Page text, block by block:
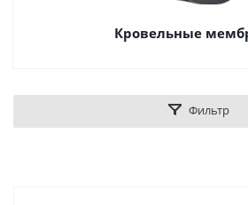
Кровельные
Фильтр